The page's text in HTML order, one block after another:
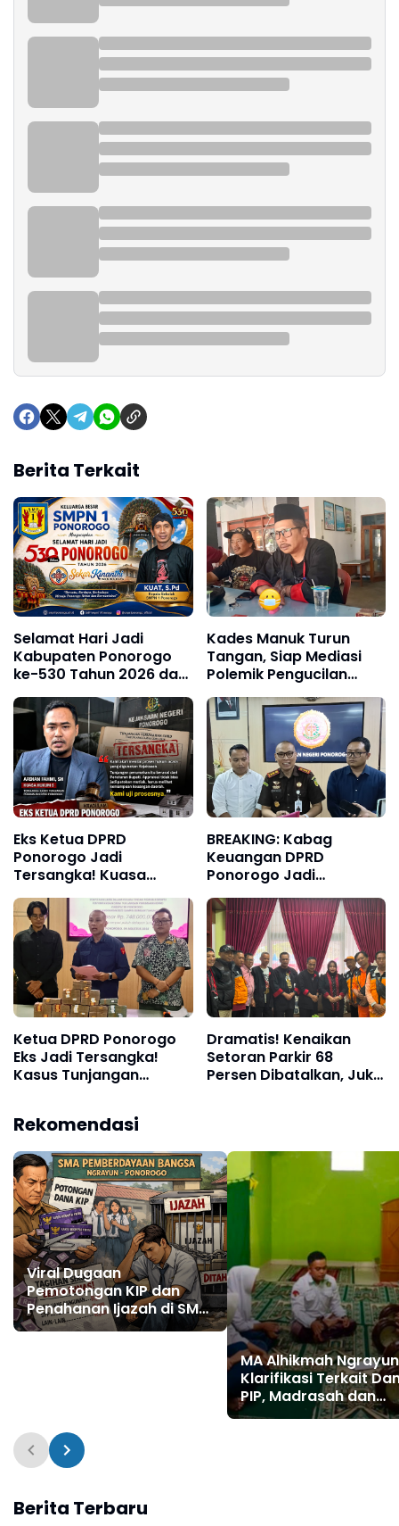
Berita Terkait
Selamat Hari Jadi
Kabupaten Ponorogo
ke-530 Tahun 2026 dari
SMPN 1 Ponorogo
Kades Manuk Turun
Tangan, Siap Mediasi
Polemik Pengucilan
Warga yang Berujung
Laporan Polisi
Eks Ketua DPRD
Ponorogo Jadi
Tersangka! Kuasa
Hukum Bongkar Peran
Perbup & Appraisal:
“Kami Uji Prosesnya”
BREAKING: Kabag
Keuangan DPRD
Ponorogo Jadi
Tersangka, Diduga
Terima Fee 30%
Ketua DPRD Ponorogo
Eks Jadi Tersangka!
Kasus Tunjangan
Dramatis! Kenaikan
Setoran Parkir 68
Persen Dibatalkan, Jukir
Rekomendasi
Viral Dugaan
Pemotongan KIP dan
Penahanan Ijazah di SMA
PB Ngrayun, Sekolah
MA Alhikmah Ngrayun
Klarifikasi Terkait
PIP, Madrasah dan
Yayasan Klaim Juga
Berita Terbaru